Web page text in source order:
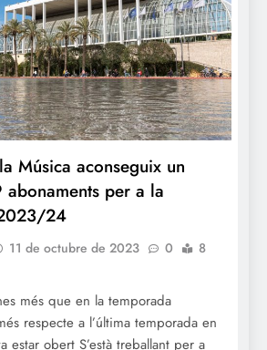
Música aconseguix un
per a la
24
11 de octubre de 2023 0
8
més que en la temporada
respecte a l’última temporada en
estar obert S’està treballant per a